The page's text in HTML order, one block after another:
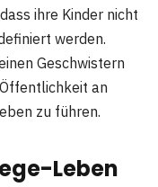
ihre Kinder nicht
werden.
Geschwistern
an
zu führen.
Leben